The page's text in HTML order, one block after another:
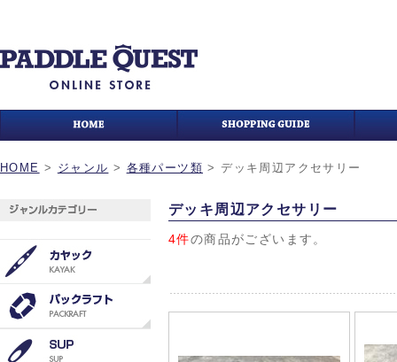
HOME > ジャンル > 各種パーツ類 >デッキ周辺アクセサリー
デッキ周辺アクセサリー
4件の商品がございます。